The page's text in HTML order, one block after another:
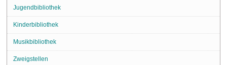
Jugendbibliothek
Kinderbibliothek
Musikbibliothek
Zweigstellen